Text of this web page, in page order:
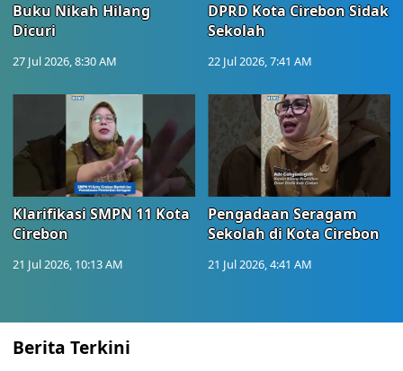
Buku Nikah Hilang
Dicuri
27 Jul 2026, 8:30 AM
DPRD Kota Cirebon Sidak
Sekolah
22 Jul 2026, 7:41 AM
Klarifikasi SMPN 11 Kota
Cirebon
21 Jul 2026, 10:13 AM
Pengadaan Seragam
Sekolah di Kota Cirebon
21 Jul 2026, 4:41 AM
Berita Terkini